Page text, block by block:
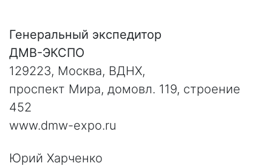
Генеральный экспедитор
ДМВ-ЭКСПО
129223, Москва, ВДНХ,
проспект Мира, домовл. 119, строение
452
www.dmw-expo.ru
Юрий Харченко